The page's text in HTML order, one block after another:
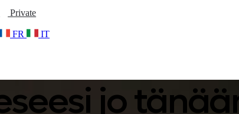
Private
FR
IT
jo